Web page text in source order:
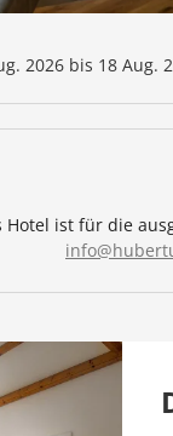
2026 bis 18 Aug.
Hotel ist für die